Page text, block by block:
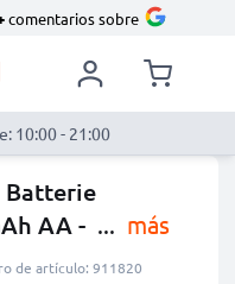
comentarios sobre
10:00 - 21:00
Batterie
AA - ... más
de artículo: 911820